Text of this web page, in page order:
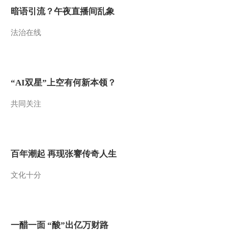
暗语引流？午夜直播间乱象
法治在线
“AI双星”上空有何新本领？
共同关注
百年潮起 再现张謇传奇人生
文化十分
一醋一面 “酸”出亿万财路